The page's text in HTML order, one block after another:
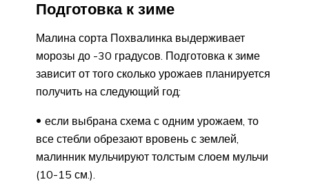
Подготовка к зиме
Малина сорта Похвалинка выдерживает
морозы до -30 градусов. Подготовка к зиме
зависит от того сколько урожаев планируется
получить на следующий год:
если выбрана схема с одним урожаем, то
все стебли обрезают вровень с землей,
малинник мульчируют толстым слоем мульчи
(10-15 см.).